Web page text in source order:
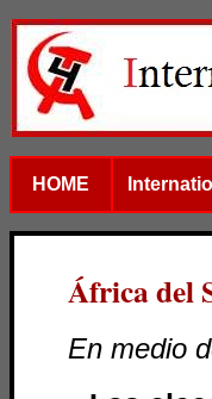
HOME
África del
En medio